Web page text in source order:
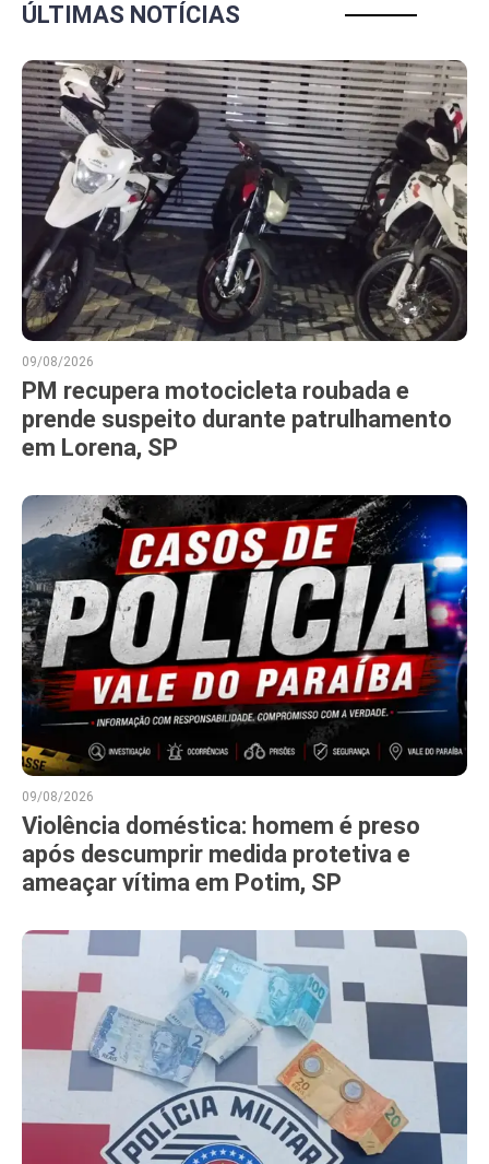
ÚLTIMAS NOTÍCIAS
09/08/2026
PM recupera motocicleta roubada e
prende suspeito durante patrulhamento
em Lorena, SP
09/08/2026
Violência doméstica: homem é preso
após descumprir medida protetiva e
ameaçar vítima em Potim, SP